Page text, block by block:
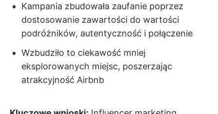
Kampania zbudowała zaufanie poprzez
dostosowanie zawartości do wartości
podróżników, autentyczność i połączenie
Wzbudziło to ciekawość mniej
eksplorowanych miejsc, poszerzając
atrakcyjność Airbnb